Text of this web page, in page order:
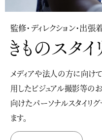
監修・ディレクション・出張
メディアや法人の方に向け
用したビジュアル撮影等の
向けたパーソナルスタイリ
ます。